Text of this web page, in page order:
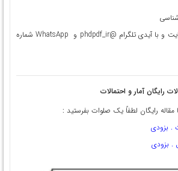
سفارش جزوات از طریق سایت و با آیدی تلگرام @phdpdf_ir و WhatsApp شماره
رایگان آمار و احتمالات
رایگان لطفاً یک صلوات بفرستید :
. بزودی
. بزودی